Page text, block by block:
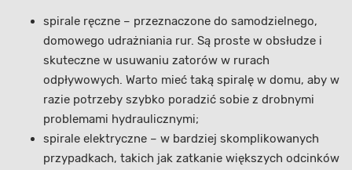
spirale ręczne – przeznaczone do samodzielnego,
domowego udrażniania rur. Są proste w obsłudze i
skuteczne w usuwaniu zatorów w rurach
odpływowych. Warto mieć taką spiralę w domu, aby w
razie potrzeby szybko poradzić sobie z drobnymi
problemami hydraulicznymi;
spirale elektryczne – w bardziej skomplikowanych
przypadkach, takich jak zatkanie większych odcinków